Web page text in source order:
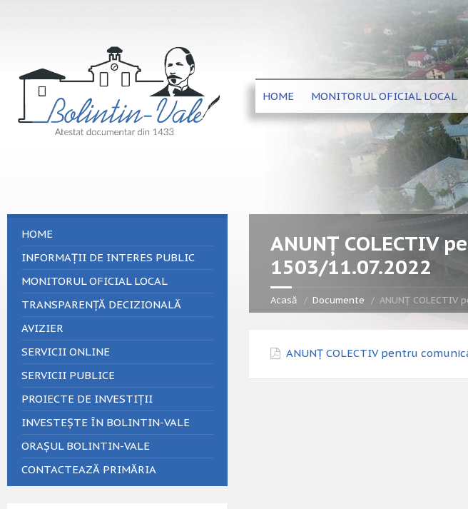
HOME MONITORUL OFICIAL LOCAL
ANUNȚ COLECTIV
1503/11.07.2022
Acasă Documente ANUNȚ
ANUNȚ COLECTIV pentru
HOME
INFORMAȚII DE INTERES PUBLIC
MONITORUL OFICIAL LOCAL
TRANSPARENȚĂ DECIZIONALĂ
AVIZIER
SERVICII ONLINE
SERVICII PUBLICE
PROIECTE DE INVESTIȚII
INVESTEȘTE ÎN BOLINTIN-VALE
ORAȘUL BOLINTIN-VALE
CONTACTEAZĂ PRIMĂRIA